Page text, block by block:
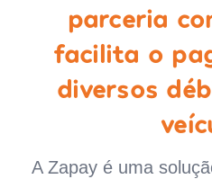
parceria
facilita o
diversos
A Zapay é uma